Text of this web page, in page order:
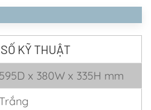
KỸ THUẬT
595D x 380W x 335H mm